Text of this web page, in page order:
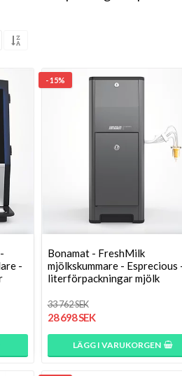
-
- 15%
Bonamat - FreshMilk
mjölkskummare - Esprecious
literförpackningar mjölk
33 762 SEK
28 698 SEK
LÄGG I VARUKORGEN